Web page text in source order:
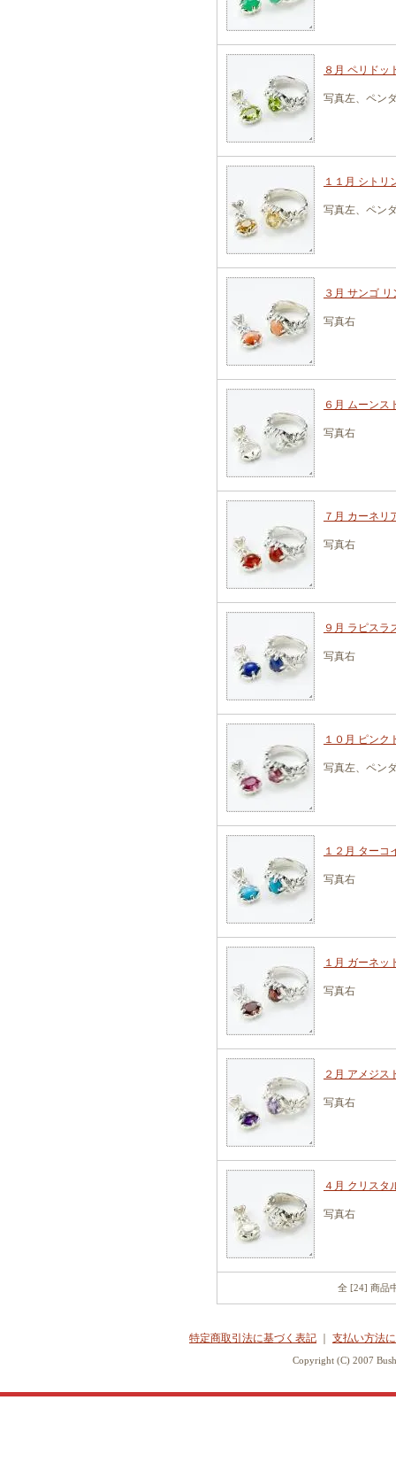
８月 ペリドッ
写真左、ペン
１１月 シトリ
写真左、ペン
３月 サンゴ
写真右
６月 ムーンス
写真右
７月 カーネリ
写真右
９月 ラピスラ
写真右
１０月 ピンク
写真左、ペン
１２月 ターコ
写真右
１月 ガーネッ
写真右
２月 アメジス
写真右
４月 クリスタ
写真右
全 [24] 商品
特定商取引法に基づく表記 支払い方法
Copyright (C) 2007